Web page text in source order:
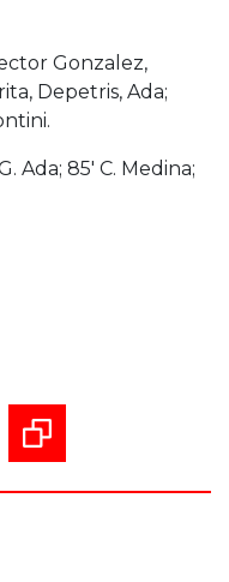
Gonzalez,
Depetris, Ada;
Ada; 85′ C. Medina;